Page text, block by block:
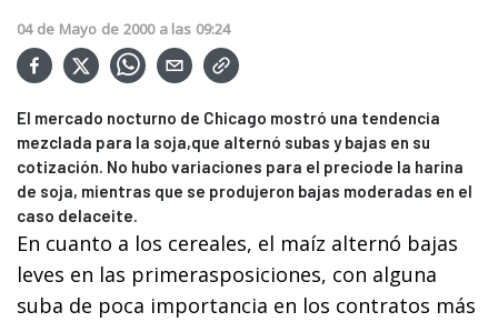
04 de Mayo de 2000 a las 09:24
El mercado nocturno de Chicago mostró una tendencia
mezclada para la soja,que alternó subas y bajas en su
cotización. No hubo variaciones para el preciode la harina
de soja, mientras que se produjeron bajas moderadas en el
caso delaceite.
En cuanto a los cereales, el maíz alternó bajas
leves en las primerasposiciones, con alguna
suba de poca importancia en los contratos más